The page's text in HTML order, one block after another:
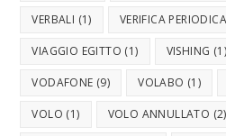
VERBALI (1) VERIFICA PERIODICA
VIAGGIO EGITTO (1) VISHING (1)
VODAFONE (9) VOLABO (1)
VOLO (1) VOLO ANNULLATO (2)